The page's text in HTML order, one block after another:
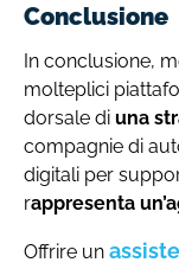
Conclusione
In conclusione,
molteplici
dorsale di una
compagnie di
digitali per
rappresenta
Offrire un